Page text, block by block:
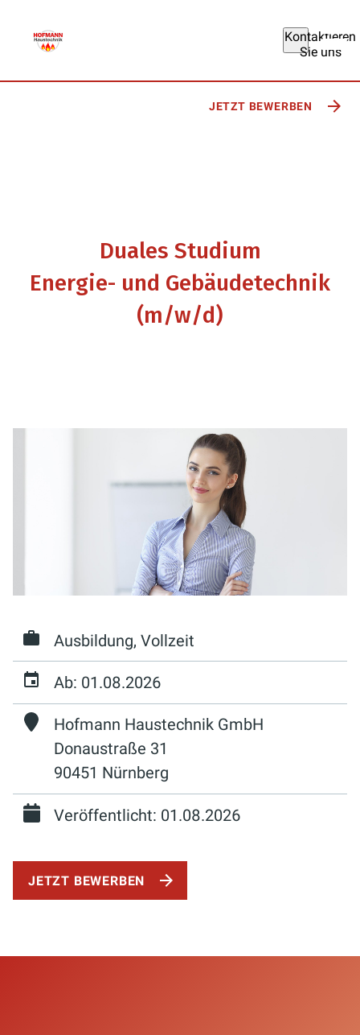
Kontaktieren
Sie uns
Vorteile
JETZT BEWERBEN
Duales Studium
Energie- und Gebäudetechnik
(m/w/d)
Ausbildung, Vollzeit
Ab: 01.08.2026
Hofmann Haustechnik GmbH
Donaustraße 31
90451 Nürnberg
Veröffentlicht: 01.08.2026
JETZT BEWERBEN